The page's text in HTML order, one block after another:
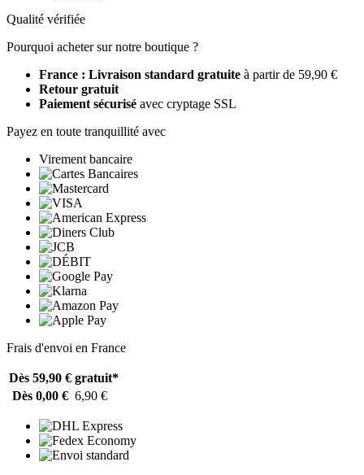
Qualité vérifiée
Pourquoi acheter sur notre boutique ?
France : Livraison standard gratuite à partir de 59,90 €
Retour gratuit
Paiement sécurisé avec cryptage SSL
Payez en toute tranquillité avec
Virement bancaire
Frais d'envoi en France
Dès 59,90 € gratuit*
Dès 0,00 € 6,90 €